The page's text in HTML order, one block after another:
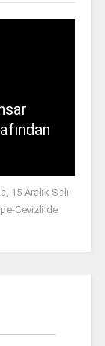
15 Aralık Salı
Cevizli'de